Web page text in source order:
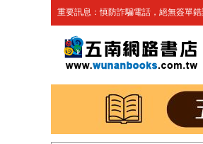
重要訊息：慎防詐騙電話，絕無簽單